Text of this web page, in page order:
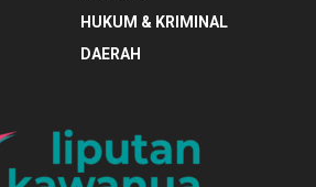
HUKUM & KRIMINAL
DAERAH